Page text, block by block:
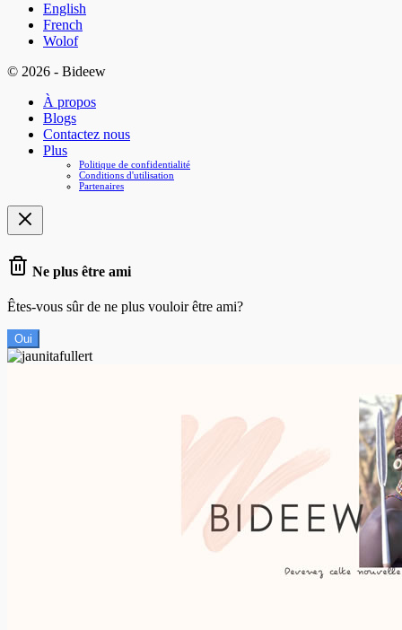
English
French
Wolof
© 2026 - Bideew
À propos
Blogs
Contactez nous
Plus
Politique de confidentialité
Conditions d'utilisation
Partenaires
Ne plus être ami
Êtes-vous sûr de ne plus vouloir être ami?
Oui